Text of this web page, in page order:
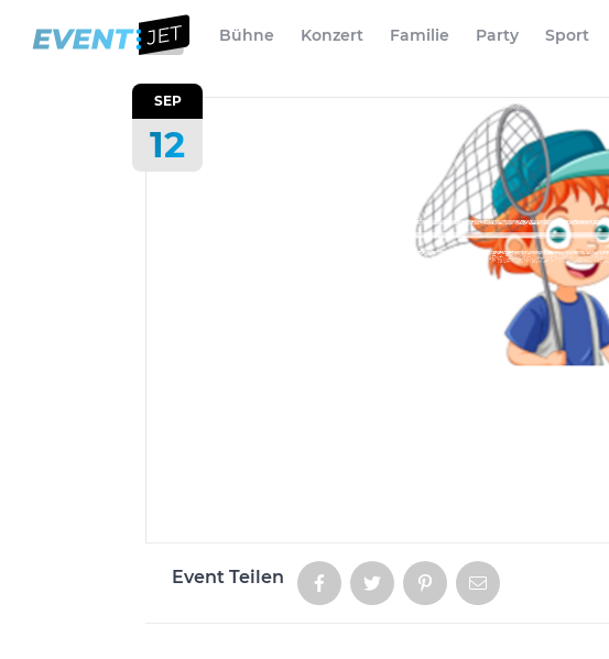
Bühne Konzert Familie Party Sport
SEP
12
Event Teilen